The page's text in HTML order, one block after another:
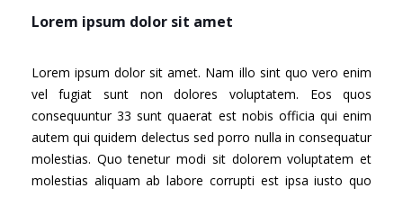
Lorem ipsum dolor sit amet
Lorem ipsum dolor sit amet. Nam illo sint quo vero enim
vel fugiat sunt non dolores voluptatem. Eos quos
consequuntur 33 sunt quaerat est nobis officia qui enim
autem qui quidem delectus sed porro nulla in consequatur
molestias. Quo tenetur modi sit dolorem voluptatem et
molestias aliquam ab labore corrupti est ipsa iusto quo